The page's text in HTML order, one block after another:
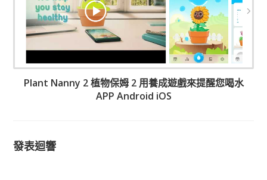
Plant Nanny 2 植物保姆 2 用養成遊戲來提醒您喝水
APP Android iOS
發表迴響